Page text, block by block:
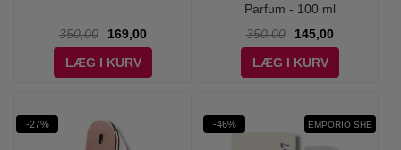
350,00
169,00
LÆG I KURV
Parfum - 100 ml
350,00
145,00
LÆG I KURV
-27% -46% EMPORIO SHE